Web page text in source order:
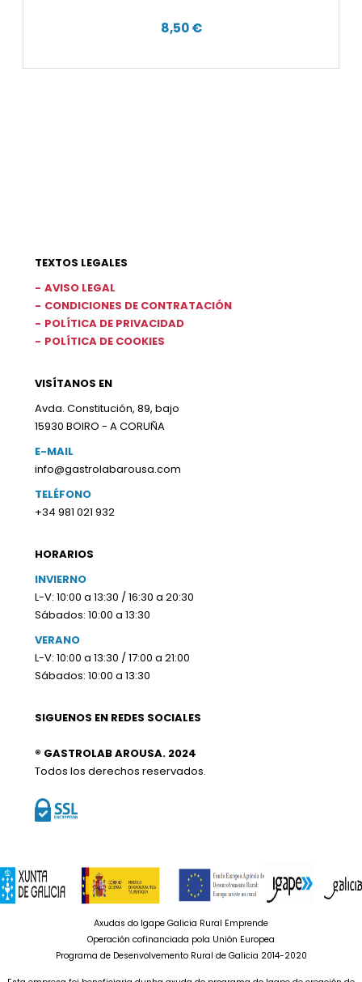
8,50 €
TEXTOS LEGALES
AVISO LEGAL
CONDICIONES DE CONTRATACIÓN
POLÍTICA DE PRIVACIDAD
POLÍTICA DE COOKIES
VISÍTANOS EN
Avda. Constitución, 89, bajo
15930 BOIRO - A CORUÑA
E-MAIL
info@gastrolabarousa.com
TELÉFONO
+34 981 021 932
HORARIOS
INVIERNO
L-V: 10:00 a 13:30 / 16:30 a 20:30
Sábados: 10:00 a 13:30
VERANO
L-V: 10:00 a 13:30 / 17:00 a 21:00
Sábados: 10:00 a 13:30
SIGUENOS EN REDES SOCIALES
® GASTROLAB AROUSA. 2024
Todos los derechos reservados.
Axudas do Igape Galicia Rural Emprende
Operación cofinanciada pola Unión Europea
Programa de Desenvolvemento Rural de Galicia 2014-2020